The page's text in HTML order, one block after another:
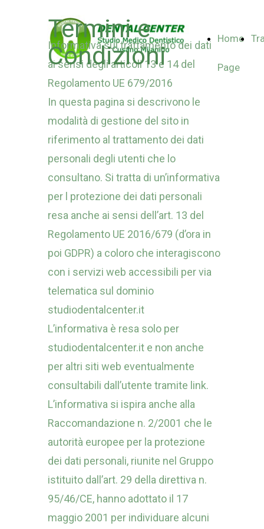
Home
Page
Termini e
Condizioni
Informativa sul trattamento dei dati
ai sensi degli articoli 13 e 14 del
Regolamento UE 679/2016
In questa pagina si descrivono le
modalità di gestione del sito in
riferimento al trattamento dei dati
personali degli utenti che lo
consultano. Si tratta di un’informativa
per l protezione dei dati personali
resa anche ai sensi dell’art. 13 del
Regolamento UE 2016/679 (d’ora in
poi GDPR) a coloro che interagiscono
con i servizi web accessibili per via
telematica sul dominio
studiodentalcenter.it
L’informativa è resa solo per
studiodentalcenter.it e non anche
per altri siti web eventualmente
consultabili dall’utente tramite link.
L’informativa si ispira anche alla
Raccomandazione n. 2/2001 che le
autorità europee per la protezione
dei dati personali, riunite nel Gruppo
istituito dall’art. 29 della direttiva n.
95/46/CE, hanno adottato il 17
maggio 2001 per individuare alcuni